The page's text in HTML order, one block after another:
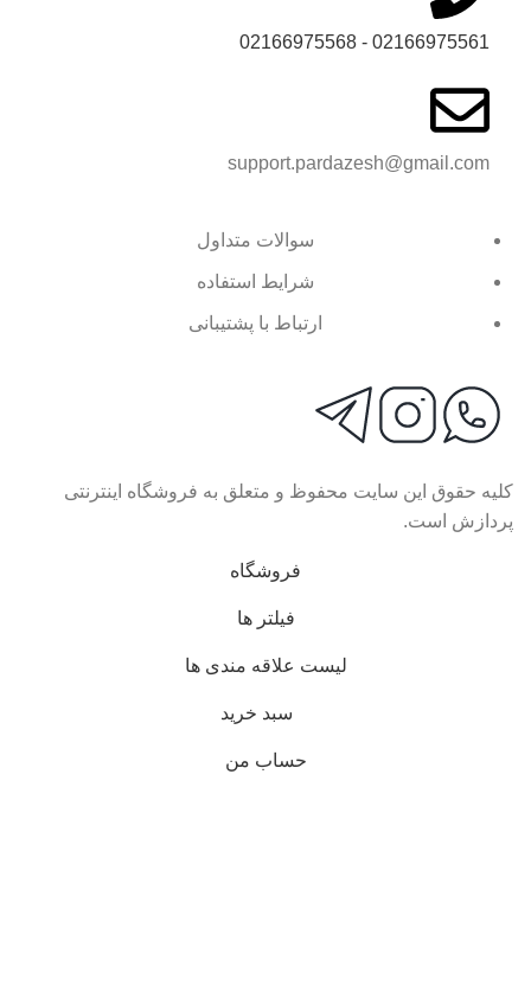
02166975561 - 02166975568
support.pardazesh@gmail.com
سوالات متداول
شرایط استفاده
ارتباط با پشتیبانی
کلیه حقوق این سایت محفوظ و متعلق به فروشگاه اینترنتی
پردازش است.
فروشگاه
فیلتر ها
لیست علاقه مندی ها
سبد خرید
حساب من